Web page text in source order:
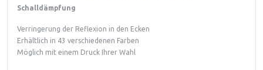
Schalldämpfung
Verringerung der Reflexion in den Ecken
Erhältlich in 43 verschiedenen Farben
Möglich mit einem Druck Ihrer Wahl